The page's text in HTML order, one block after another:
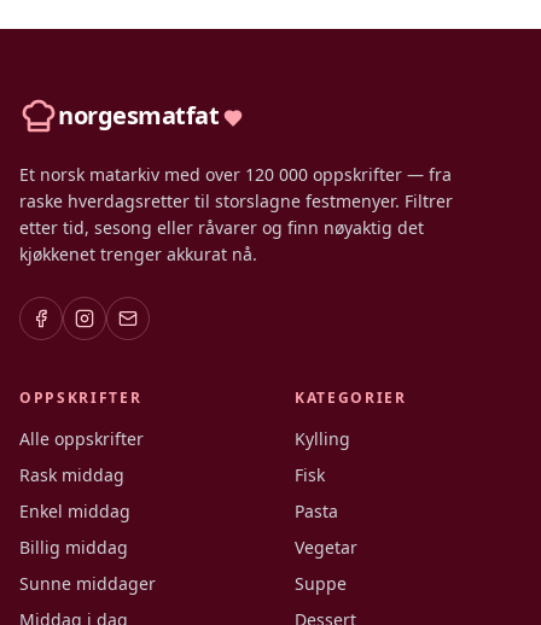
norgesmatfat
Et norsk matarkiv med over 120 000 oppskrifter — fra
raske hverdagsretter til storslagne festmenyer. Filtrer
etter tid, sesong eller råvarer og finn nøyaktig det
kjøkkenet trenger akkurat nå.
OPPSKRIFTER
Alle oppskrifter
Rask middag
Enkel middag
Billig middag
Sunne middager
Middag i dag
KATEGORIER
Kylling
Fisk
Pasta
Vegetar
Suppe
Dessert